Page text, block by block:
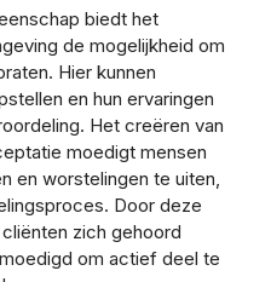
biedt het
de mogelijkheid om
Hier kunnen
en hun ervaringen
Het creëren van
moedigt mensen
en worstelingen te uiten,
Door deze
zich gehoord
om actief deel te